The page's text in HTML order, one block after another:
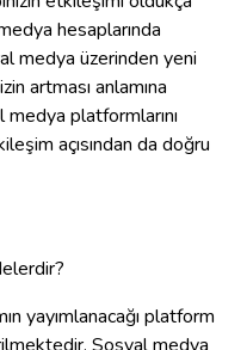
hesaplarında
medya üzerinden yeni
artması anlamına
platformlarını
açısından da doğru
yayımlanacağı platform